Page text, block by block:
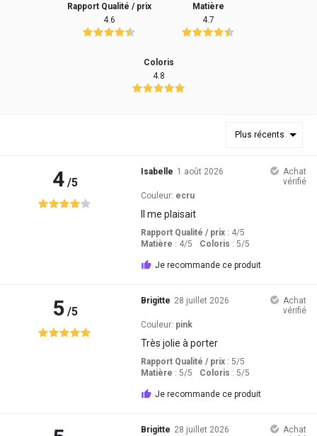
Rapport Qualité / prix
4.6
Matière
4.7
Coloris
4.8
Plus récents
4/5
Isabelle 1 août 2026
Achat
vérifié
Couleur: ecru
Il me plaisait
Rapport Qualité / prix: 4/5
Matière : 4/5 Coloris : 5/5
Je recommande ce produit
5/5
Brigitte 28 juillet 2026
Achat
vérifié
Couleur: pink
Très jolie à porter
Rapport Qualité / prix: 5/5
Matière : 5/5 Coloris : 5/5
Je recommande ce produit
Brigitte 28 juillet 2026
Achat